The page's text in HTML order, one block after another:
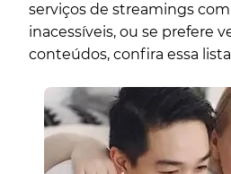
serviços de streamings
inacessíveis, ou se prefere
conteúdos, confira essa